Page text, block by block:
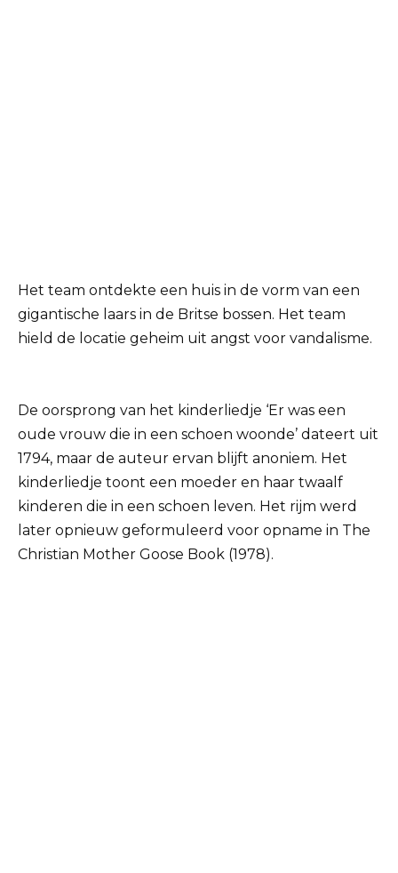
Het team ontdekte een huis in de vorm van een
gigantische laars in de Britse bossen. Het team
hield de locatie geheim uit angst voor vandalisme.
De oorsprong van het kinderliedje ‘Er was een
oude vrouw die in een schoen woonde’ dateert uit
1794, maar de auteur ervan blijft anoniem. Het
kinderliedje toont een moeder en haar twaalf
kinderen die in een schoen leven. Het rijm werd
later opnieuw geformuleerd voor opname in The
Christian Mother Goose Book (1978).